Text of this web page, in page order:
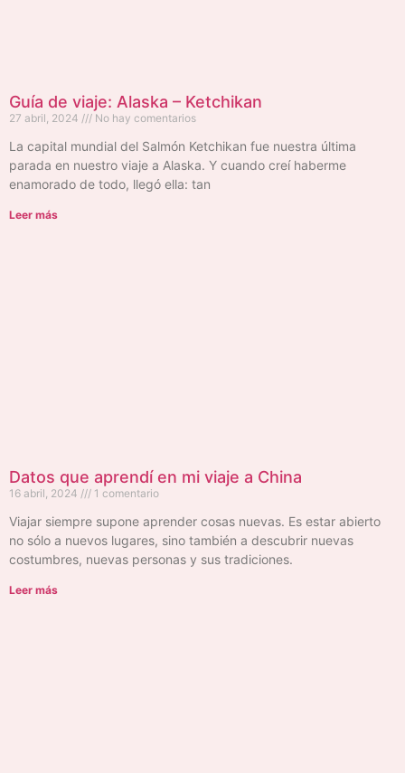
Guía de viaje: Alaska – Ketchikan
27 abril, 2024 No hay comentarios
La capital mundial del Salmón Ketchikan fue nuestra última
parada en nuestro viaje a Alaska. Y cuando creí haberme
enamorado de todo, llegó ella: tan
Leer más
Datos que aprendí en mi viaje a China
16 abril, 2024 1 comentario
Viajar siempre supone aprender cosas nuevas. Es estar abierto
no sólo a nuevos lugares, sino también a descubrir nuevas
costumbres, nuevas personas y sus tradiciones.
Leer más